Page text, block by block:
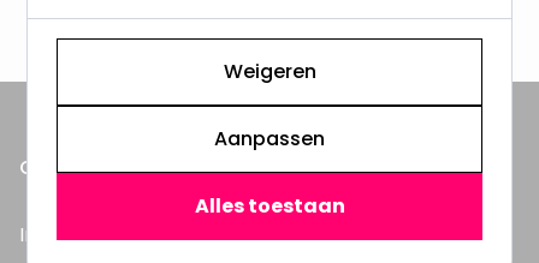
ONZE PRODUCTEN
Inbouwspots
Weigeren
Aanpassen
Alles toestaan